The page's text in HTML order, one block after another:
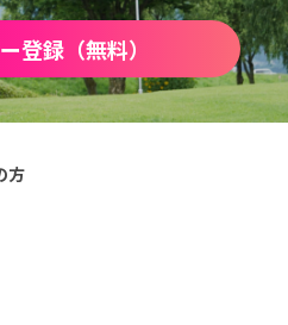
登録（無料）
方